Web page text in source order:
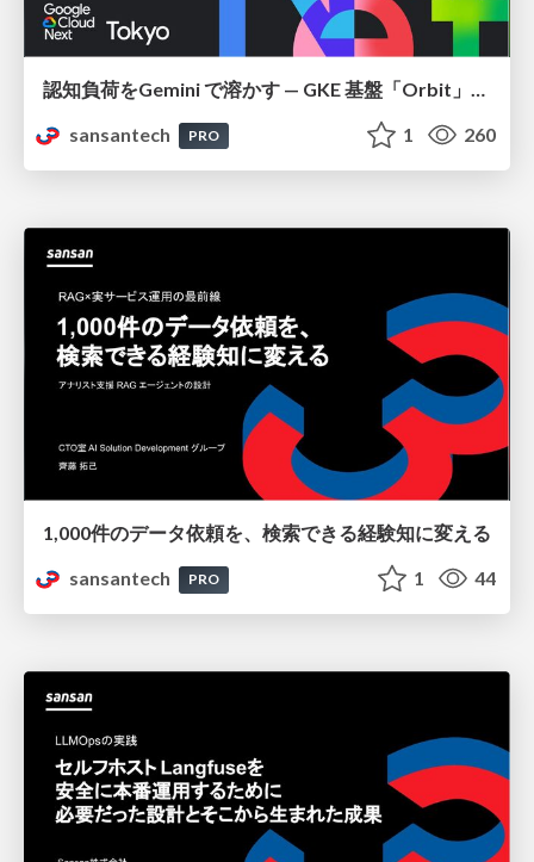
認知負荷をGemini で溶かす — GKE 基盤「Orbit」における AI エージェントの実践
sansantech
PRO 1 260
1,000件のデータ依頼を、検索できる経験知に変える
sansantech
PRO 1 44